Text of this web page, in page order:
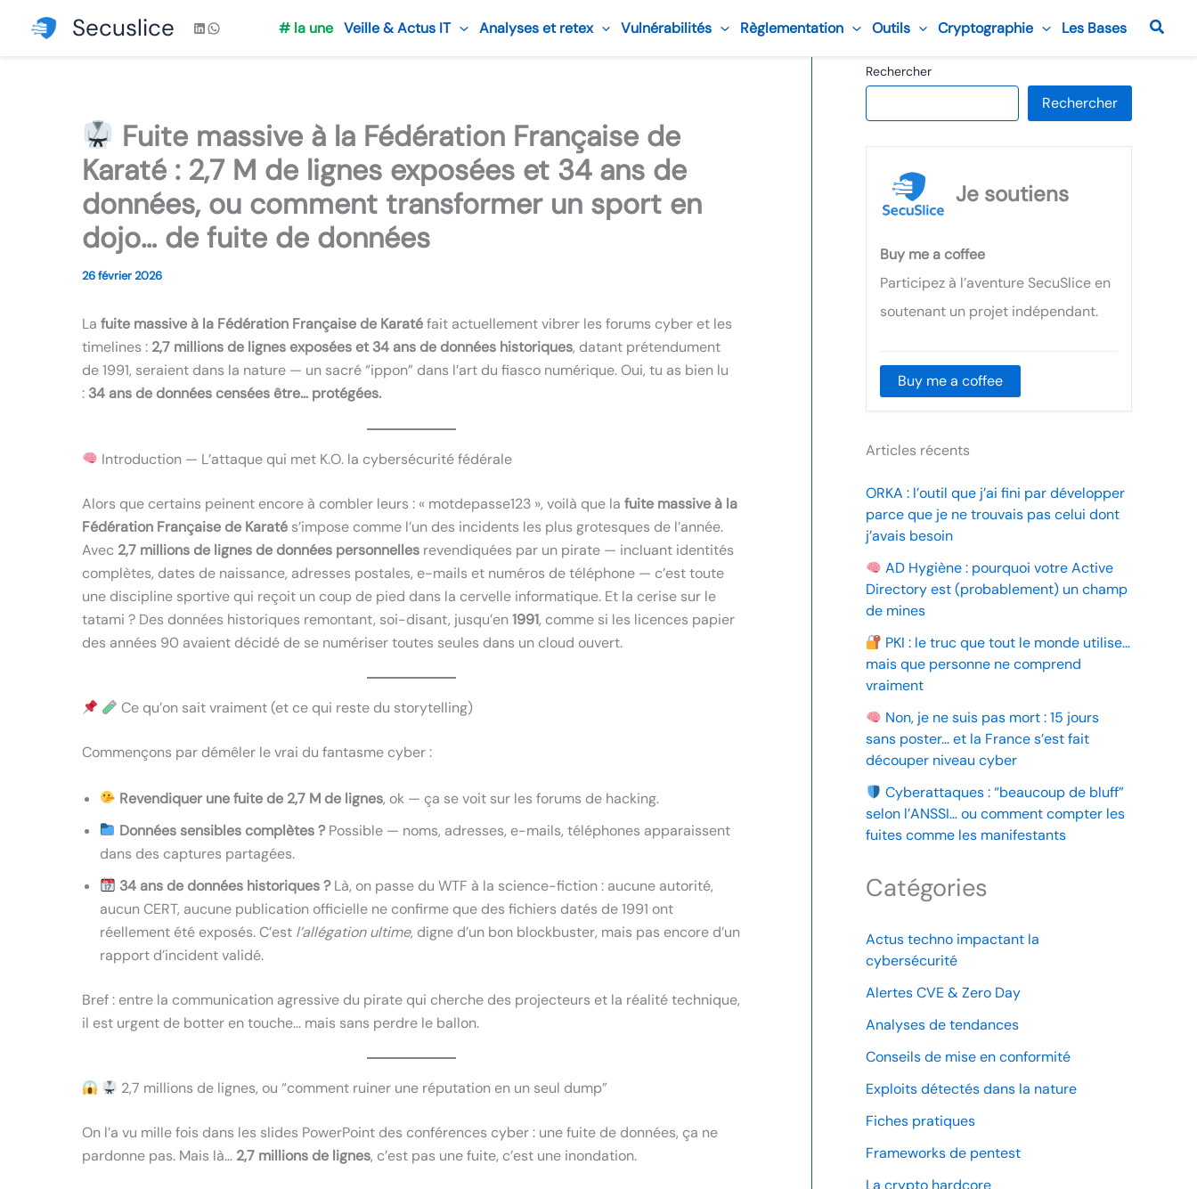
Secuslice LinkedIn
WhatsApp # la une Veille & Actus IT Analyses et retex Vulnérabilités Règlementation Outils Cryptographie Les Bases
Fuite massive à la Fédération Française de
Karaté : 2,7 M de lignes exposées et 34 ans de
données, ou comment transformer un sport en
dojo… de fuite de données
26 février 2026
La fuite massive à la Fédération Française de Karatéfait actuellement vibrer les forums cyber et les
timelines : 2,7 millions de lignes exposées et 34 ans de données historiques, datant prétendument
de 1991, seraient dans la nature — un sacré “ippon” dans l’art du fiasco numérique. Oui, tu as bien lu
: 34 ans de données censées être… protégées.
Introduction — L’attaque qui met K.O. la cybersécurité fédérale
Alors que certains peinent encore à combler leurs : « motdepasse123 », voilà que la fuite massive à la
Fédération Française de Karaté s’impose comme l’un des incidents les plus grotesques de l’année.
Avec 2,7 millions de lignes de données personnelles revendiquées par un pirate — incluant identités
complètes, dates de naissance, adresses postales, e-mails et numéros de téléphone — c’est toute
une discipline sportive qui reçoit un coup de pied dans la cervelle informatique. Et la cerise sur le
tatami ? Des données historiques remontant, soi-disant, jusqu’en1991, comme si les licences papier
des années 90 avaient décidé de se numériser toutes seules dans un cloud ouvert.
Ce qu’on sait vraiment (et ce qui reste du storytelling)
Commençons par démêler le vrai du fantasme cyber :
Revendiquer une fuite de 2,7 M de lignes, ok — ça se voit sur les forums de hacking.
Données sensibles complètes ?Possible — noms, adresses, e-mails, téléphones apparaissent
dans des captures partagées.
34 ans de données historiques ?Là, on passe du WTF à la science-fiction : aucune autorité,
aucun CERT, aucune publication officielle ne confirme que des fichiers datés de 1991 ont
réellement été exposés. C’est l’allégation ultime, digne d’un bon blockbuster, mais pas encore d’un
rapport d’incident validé.
Bref : entre la communication agressive du pirate qui cherche des projecteurs et la réalité technique,
il est urgent de botter en touche… mais sans perdre le ballon.
2,7 millions de lignes, ou “comment ruiner une réputation en un seul dump”
On l’a vu mille fois dans les slides PowerPoint des conférences cyber : une fuite de données, ça ne
pardonne pas. Mais là… 2,7 millions de lignes, c’est pas une fuite, c’est une inondation.
Rechercher
Rechercher
Je soutiens
Buy me a coffee
Participez à l’aventure SecuSlice en
soutenant un projet indépendant.
Buy me a coffee
Articles récents
ORKA : l’outil que j’ai fini par développer
parce que je ne trouvais pas celui dont
j’avais besoin
AD Hygiène : pourquoi votre Active
Directory est (probablement) un champ
de mines
PKI : le truc que tout le monde utilise…
mais que personne ne comprend
vraiment
Non, je ne suis pas mort : 15 jours
sans poster… et la France s’est fait
découper niveau cyber
Cyberattaques : “beaucoup de bluff”
selon l’ANSSI… ou comment compter les
fuites comme les manifestants
Catégories
Actus techno impactant la
cybersécurité
Alertes CVE & Zero Day
Analyses de tendances
Conseils de mise en conformité
Exploits détectés dans la nature
Fiches pratiques
Frameworks de pentest
La crypto hardcore